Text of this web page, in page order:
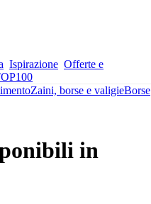
Ispirazione Offerte e
Zaini, borse e valigieBorse
in